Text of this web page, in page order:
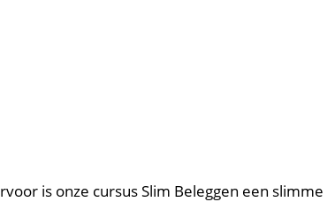
is onze cursus Slim Beleggen een slimme